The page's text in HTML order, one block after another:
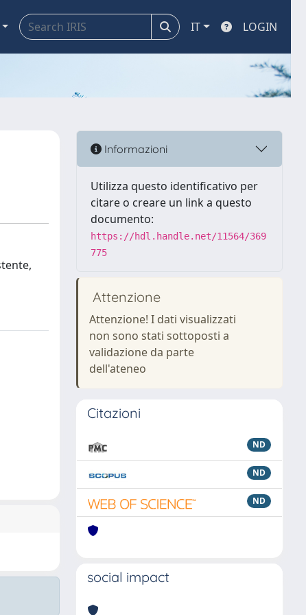
IT LOGIN
Informazioni
Utilizza questo identificativo per
citare o creare un link a questo
documento:
https://hdl.handle.net/11564/369
775
Attenzione
Attenzione! I dati visualizzati
non sono stati sottoposti a
validazione da parte
dell'ateneo
Citazioni
ND
ND
ND
social impact